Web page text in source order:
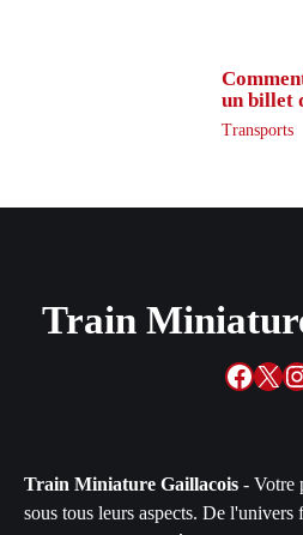
un billet
retard ?
Transports
Train
X
Train Miniature Gaillacois - Votre
sous tous leurs aspects. De l'univers